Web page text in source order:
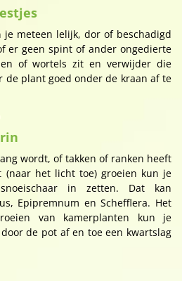
meteen lelijk, dor of beschadigd
er geen spint of ander ongedierte
of wortels zit en verwijder die
de plant goed onder de kraan af te
wordt, of takken of ranken heeft
(naar het licht toe) groeien kun je
in zetten. Dat kan
Epipremnum en Schefflera. Het
van kamerplanten kun je
de pot af en toe een kwartslag